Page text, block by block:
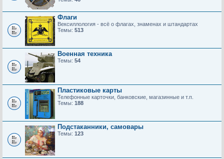
Флаги
Вексиллология - всё о флагах, знаменах и штандартах
Темы: 513
Военная техника
Темы: 54
Пластиковые карты
Телефонные карточки, банковские, магазинные и т.п.
Темы: 188
Подстаканники, самовары
Темы: 123